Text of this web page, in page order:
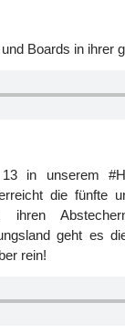
Boards in ihrer
in unserem
die fünfte
ihren
geht es
rein!